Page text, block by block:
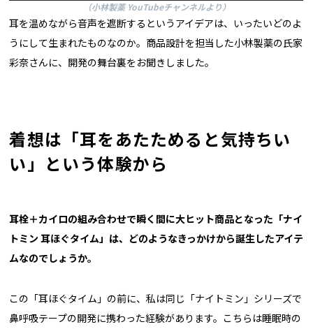
（小林製薬 YouTubeチャンネルより）
耳を温めながら音声を遮断するというアイデアは、いったいどのよ
うにして生まれたものなのか。商品設計を担当した小林製薬の氏家
彩奈さんに、開発の舞台裏をお聞きしました。
着想は「耳をあたためると気持ちい
い」という体験から
――耳栓＋カイロの組み合わせで瞬く間に大ヒット商品となった「ナイ
トミン 耳ほぐタイム」は、どのようなきっかけから誕生したアイテ
ムなのでしょうか。
この「耳ほぐタイム」の前に、私は同じ「ナイトミン」シリーズで
鼻呼吸テープの開発に携わった経験があります。こちらは睡眠時の